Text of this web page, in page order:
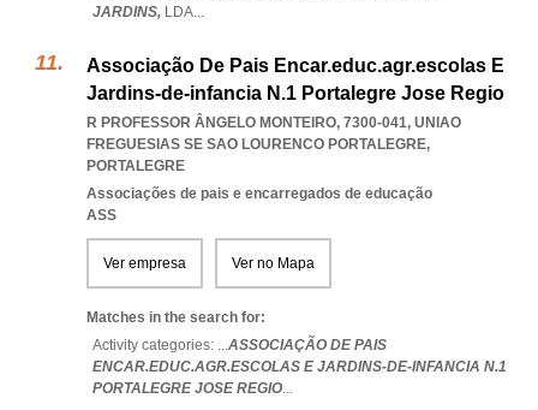
JARDINS, LDA...
Associação De Pais Encar.educ.agr.escolas E
Jardins-de-infancia N.1 Portalegre Jose Regio
R PROFESSOR ÂNGELO MONTEIRO, 7300-041, UNIAO
FREGUESIAS SE SAO LOURENCO PORTALEGRE,
PORTALEGRE
Associações de pais e encarregados de educação
ASS
Ver empresa Ver no Mapa
Matches in the search for:
Activity categories: ...ASSOCIAÇÃO DE PAIS
ENCAR.EDUC.AGR.ESCOLAS E JARDINS-DE-INFANCIA N.1
PORTALEGRE JOSE REGIO...